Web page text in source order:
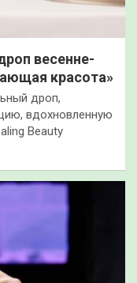
весенне-
красота»
дроп,
вдохновленную
Beauty